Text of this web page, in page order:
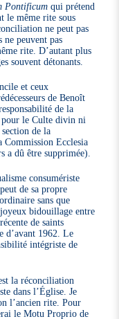
Pontificum qui prétend
le même rite sous
ne peut pas
peuvent pas
rite. D’autant plus
souvent détonants.
et ceux
de Benoît
de la
pour le Culte divin ni
de la
Ecclesia
a dû être supprimée).
consumériste
de sa propre
sans que
bidouillage entre
de saints
d’avant 1962. Le
intégriste de
la réconciliation
dans l’Église. Je
l’ancien rite. Pour
le Motu Proprio de